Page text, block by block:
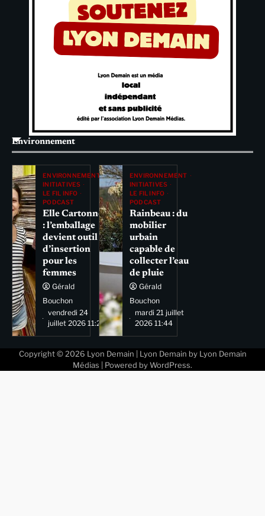
Environnement
ENVIRONNEMENT
INITIATIVES
LE FIL INFO
PODCAST
Elle Cartonne
: l’emballage
devient outil
d’insertion
pour les
femmes
Gérald
Bouchon
vendredi 24
juillet 2026 11:29
ENVIRONNEMENT
INITIATIVES
LE FIL INFO
PODCAST
Rainbeau : du
mobilier
urbain
capable de
collecter l’eau
de pluie
Gérald
Bouchon
mardi 21 juillet
2026 11:44
Copyright © 2026 Lyon Demain | Lyon Demain by Lyon Demain
Médias | Powered by WordPress.